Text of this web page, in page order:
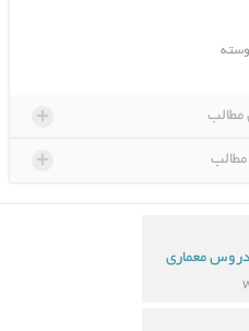
مطالب +
+
دروس معماری